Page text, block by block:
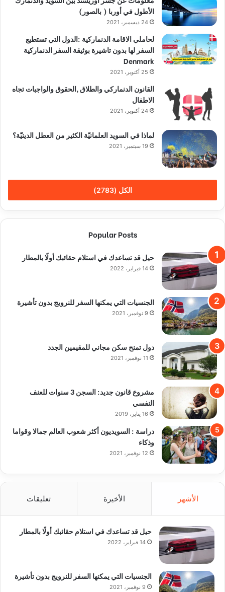
الأطول في أوربا ( بالصور)
24 ديسمبر، 2021
لحاملي الاقامة الدنماركية :الدول التي تستطيع
السفر لها بدون تاشيرة بوثيقة السفر الدنماركية
Denmark
25 أكتوبر، 2021
القانون الدنماركي والطلاق ,الحقوق والواجبات تجاه
الاطفال
24 أكتوبر، 2021
لماذا في السويد العلمانيّة الكثير من العطل الدينيّة؟
19 سبتمبر، 2021
الكل (2783)
Popular Posts
حيل قد تساعدك في استلام حقائبك أولًا بالمطار
14 فبراير، 2022
الجنسيات التي يمكنها السفر للنرويج بدون تأشيرة
9 نوفمبر، 2021
دول تمنح سكن مجاني للمقيمين الجدد
11 نوفمبر، 2021
مشروع قانون جديد: السجن 3 سنوات للعنف
النفسي
16 يناير، 2019
دراسة : السويديون أكثر شعوب العالم جمالا وقواما
وذكاء
12 نوفمبر، 2021
الأشهر الأخيرة تعليقات
حيل قد تساعدك في استلام حقائبك أولًا بالمطار
14 فبراير، 2022
الجنسيات التي يمكنها السفر للنرويج بدون تأشيرة
9 نوفمبر، 2021